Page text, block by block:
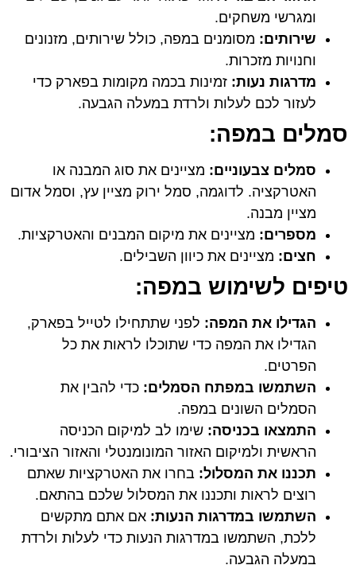
ומגרשי משחקים.
שירותים: מסומנים במפה, כולל שירותים, מזנונים
וחנויות מזכרות.
מדרגות נעות: זמינות בכמה מקומות בפארק כדי
לעזור לכם לעלות ולרדת במעלה הגבעה.
סמלים במפה:
סמלים צבעוניים: מציינים את סוג המבנה או
האטרקציה. לדוגמה, סמל ירוק מציין עץ, וסמל אדום
מציין מבנה.
מספרים: מציינים את מיקום המבנים והאטרקציות.
חצים: מציינים את כיוון השבילים.
טיפים לשימוש במפה:
הגדילו את המפה: לפני שתתחילו לטייל בפארק,
הגדילו את המפה כדי שתוכלו לראות את כל
הפרטים.
השתמשו במפתח הסמלים: כדי להבין את
הסמלים השונים במפה.
התמצאו בכניסה: שימו לב למיקום הכניסה
הראשית ולמיקום האזור המונומנטלי והאזור הציבורי.
תכננו את המסלול: בחרו את האטרקציות שאתם
רוצים לראות ותכננו את המסלול שלכם בהתאם.
השתמשו במדרגות הנעות: אם אתם מתקשים
ללכת, השתמשו במדרגות הנעות כדי לעלות ולרדת
במעלה הגבעה.